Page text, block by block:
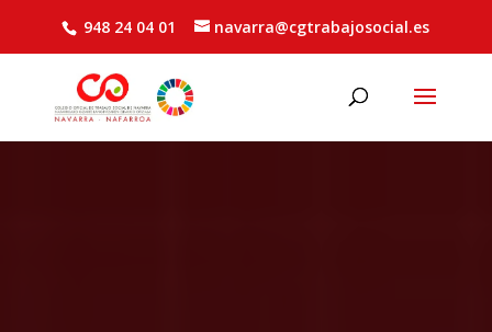
948 24 04 01 navarra@cgtrabajosocial.es